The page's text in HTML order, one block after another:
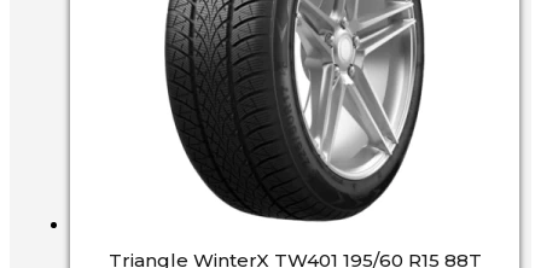
Triangle WinterX TW401 195/60 R15 88T